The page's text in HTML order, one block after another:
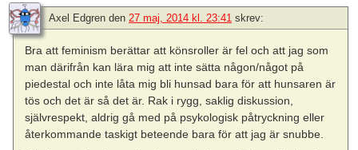
Axel Edgren den 27 maj, 2014 kl. 23:41 skrev:
Bra att feminism berättar att könsroller är fel och att jag som
man därifrån kan lära mig att inte sätta någon/något på
piedestal och inte låta mig bli hunsad bara för att hunsaren är
tös och det är så det är. Rak i rygg, saklig diskussion,
självrespekt, aldrig gå med på psykologisk påtryckning eller
återkommande taskigt beteende bara för att jag är snubbe.